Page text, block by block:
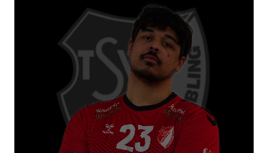
Nächste Spiele:
TSV Neutraubling